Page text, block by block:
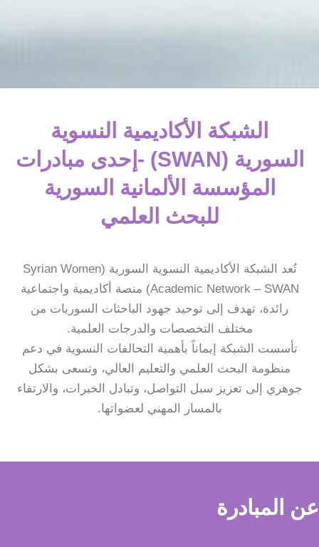
الشبكة الأكاديمية النسوية
السورية (SWAN) -إحدى مبادرات
المؤسسة الألمانية السورية
للبحث العلمي
تُعد الشبكة الأكاديمية النسوية السورية (Syrian Women
Academic Network – SWAN) منصة أكاديمية واجتماعية
رائدة، تهدف إلى توحيد جهود الباحثات السوريات من
مختلف التخصصات والدرجات العلمية.
تأسست الشبكة إيماناً بأهمية التحالفات النسوية في دعم
منظومة البحث العلمي والتعليم العالي، وتسعى بشكل
جوهري إلى تعزيز سبل التواصل، وتبادل الخبرات، والارتقاء
بالمسار المهني لعضواتها.
عن المبادرة